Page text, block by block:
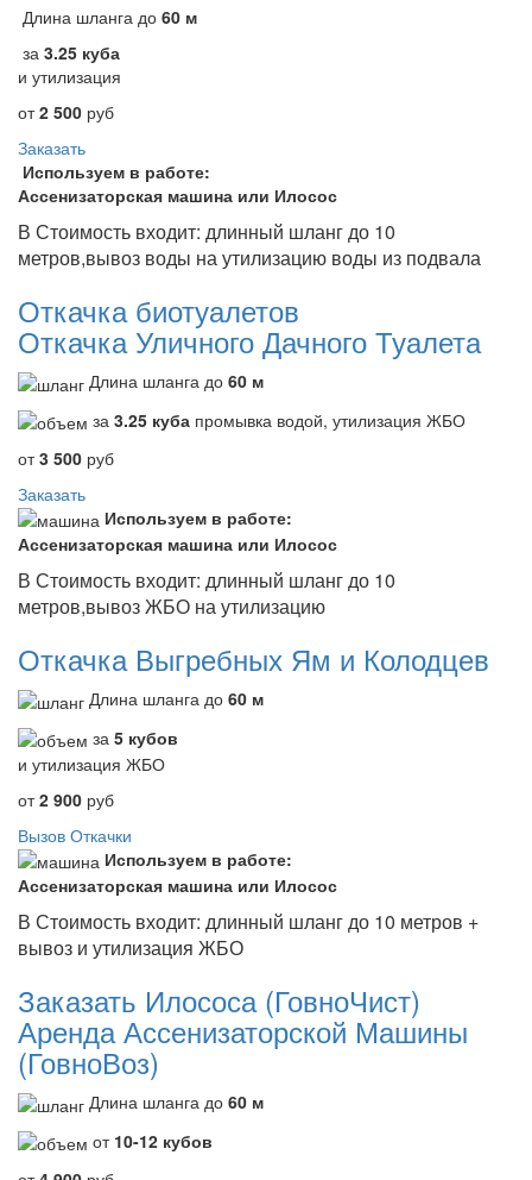
Длина шланга до 60 м
за 3.25 куба
и утилизация
от2 500 руб
Заказать
Используем в работе:
Ассенизаторская машина или Илосос
В Стоимость входит: длинный шланг до 10
метров,вывоз воды на утилизацию воды из подвала
Откачка биотуалетов
Откачка Уличного Дачного Туалета
Длина шланга до 60 м
за 3.25 куба промывка водой, утилизация ЖБО
от3 500 руб
Заказать
Используем в работе:
Ассенизаторская машина или Илосос
В Стоимость входит: длинный шланг до 10
метров,вывоз ЖБО на утилизацию
Откачка Выгребных Ям и Колодцев
Длина шланга до 60 м
за 5 кубов
и утилизация ЖБО
от2 900 руб
Вызов Откачки
Используем в работе:
Ассенизаторская машина или Илосос
В Стоимость входит: длинный шланг до 10 метров +
вывоз и утилизация ЖБО
Заказать Илососа (ГовноЧист)
Аренда Ассенизаторской Машины
(ГовноВоз)
Длина шланга до 60 м
от 10-12 кубов